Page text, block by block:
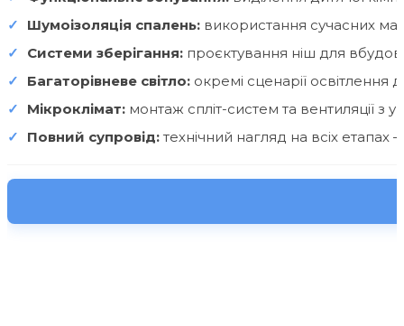
Шумоізоляція спалень: використання сучасних
Системи зберігання: проєктування ніш для
Багаторівневе світло: окремі сценарії
Мікроклімат: монтаж спліт-систем та вентиляції з
Повний супровід: технічний нагляд на всіх